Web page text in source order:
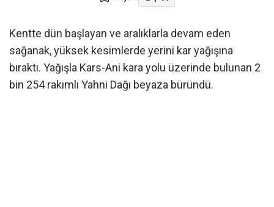
Kentte dün başlayan ve aralıklarla devam eden
sağanak, yüksek kesimlerde yerini kar yağışına
bıraktı. Yağışla Kars-Ani kara yolu üzerinde bulunan 2
bin 254 rakımlı Yahni Dağı beyaza büründü.